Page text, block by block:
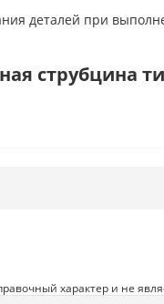
деталей при
струбцина
характер и не